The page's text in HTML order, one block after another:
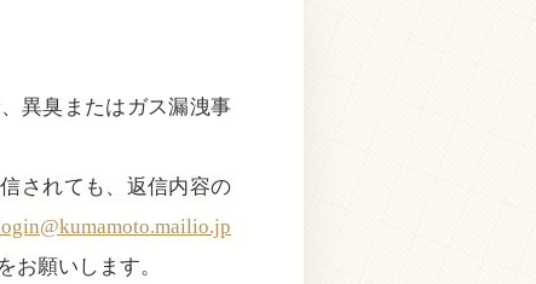
異臭またはガス漏洩事
されても、返信内容の
お願いします。